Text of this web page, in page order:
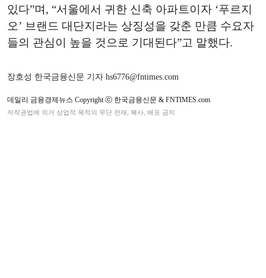
있다”며, “서울에서 귀한 신축 아파트이자 ‘푸르지
오’ 브랜드 대단지라는 상징성을 갖춘 만큼 수요자
들의 관심이 높을 것으로 기대된다”고 말했다.
장호성 한국금융신문 기자 hs6776@fntimes.com
데일리 금융경제뉴스 Copyright ⓒ 한국금융신문 & FNTIMES.com
저작권법에 의거 상업적 목적의 무단 전재, 복사, 배포 금지